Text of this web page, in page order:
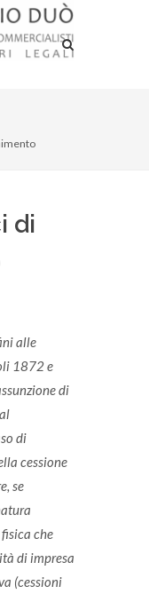
di
alle
1872 e
di
di
cessione
se
che
di impresa
(cessioni